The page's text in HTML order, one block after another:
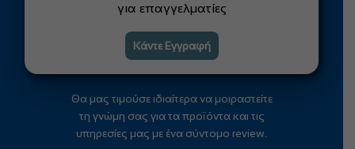
για επαγγελματίες
Κάντε Εγγραφή
Θα μας τιμούσε ιδιαίτερα να μοιραστείτε
τη γνώμη σας για τα προϊόντα και τις
υπηρεσίες μας με ένα σύντομο review.